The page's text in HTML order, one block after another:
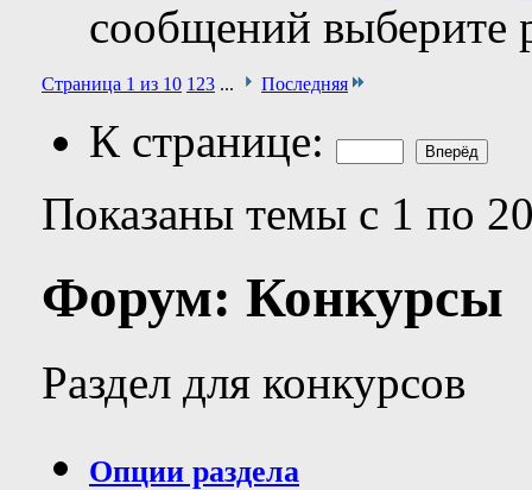
сообщений выберите
Страница 1 из 10 1 23 ... Последняя
К странице:
Показаны темы с 1 по
Форум: Конкурсы
Раздел для конкурсов
Опции раздела